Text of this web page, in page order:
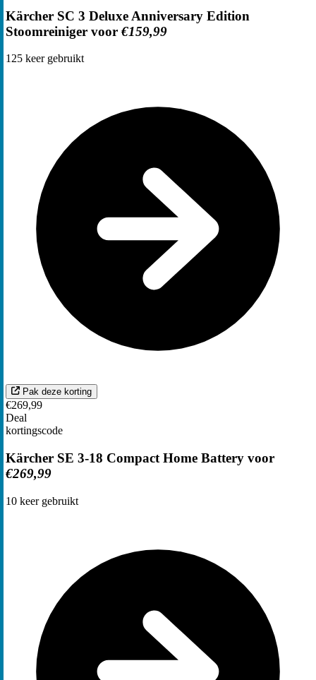
Kärcher SC 3 Deluxe Anniversary Edition
Stoomreiniger voor €159,99
125 keer gebruikt
Pak deze korting
€269,99
Deal
kortingscode
Kärcher SE 3-18 Compact Home Battery voor
€269,99
10 keer gebruikt